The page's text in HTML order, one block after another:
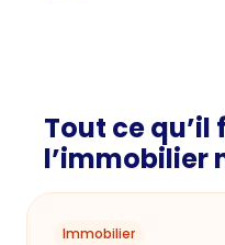
Tout ce
l’immobilier
Immobilier